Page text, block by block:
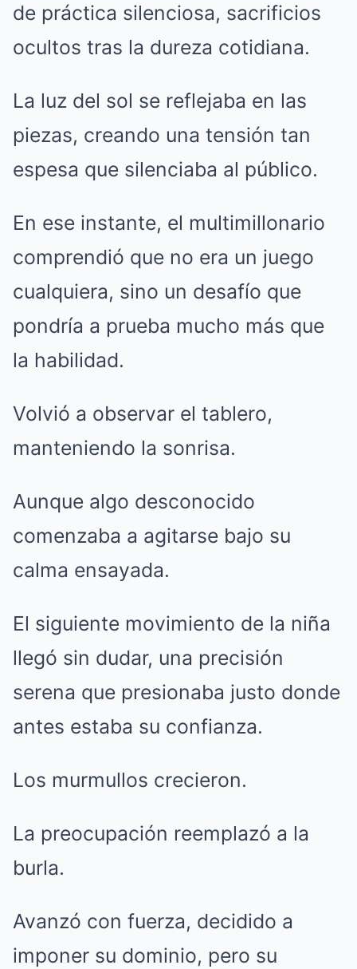
de práctica silenciosa, sacrificios
ocultos tras la dureza cotidiana.
La luz del sol se reflejaba en las
piezas, creando una tensión tan
espesa que silenciaba al público.
En ese instante, el multimillonario
comprendió que no era un juego
cualquiera, sino un desafío que
pondría a prueba mucho más que
la habilidad.
Volvió a observar el tablero,
manteniendo la sonrisa.
Aunque algo desconocido
comenzaba a agitarse bajo su
calma ensayada.
El siguiente movimiento de la niña
llegó sin dudar, una precisión
serena que presionaba justo donde
antes estaba su confianza.
Los murmullos crecieron.
La preocupación reemplazó a la
burla.
Avanzó con fuerza, decidido a
imponer su dominio, pero su